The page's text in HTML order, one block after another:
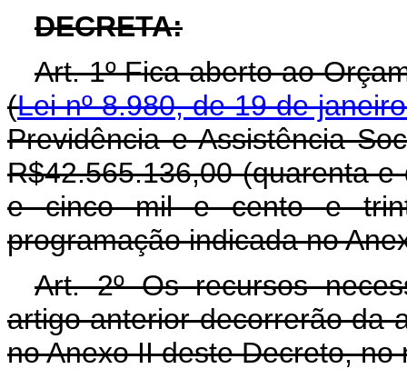
DECRETA:
Art. 1º Fica aberto ao
(Lei nº 8.980, de 19 de
Previdência e Assistência
R$42.565.136,00 (quarenta
e cinco mil e cento e
programação indicada no
Art. 2º Os recursos
artigo anterior decorrerão da
no Anexo II deste Decreto,